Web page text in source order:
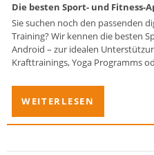
Die besten Sport- und Fitness-
Sie suchen noch den passenden
Training? Wir kennen die besten
Android – zur idealen
Krafttrainings, Yoga Programms
Motivation steigern, Ihre
und Ihnen helfen, dauerhaft am
WEITERLESEN